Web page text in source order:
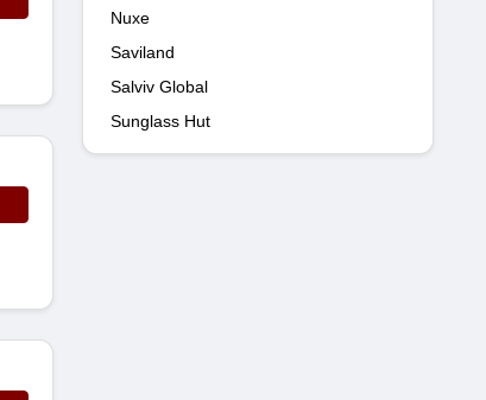
Nuxe
Saviland
Salviv Global
Sunglass Hut